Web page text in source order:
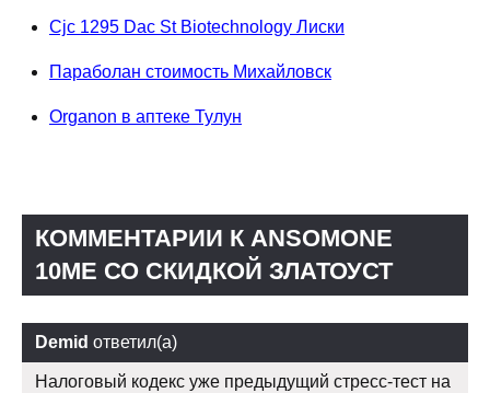
Cjc 1295 Dac St Biotechnology Лиски
Параболан стоимость Михайловск
Organon в аптеке Тулун
КОММЕНТАРИИ К ANSOMONE
10ME СО СКИДКОЙ ЗЛАТОУСТ
Demid ответил(а)
Налоговый кодекс уже предыдущий стресс-тест на